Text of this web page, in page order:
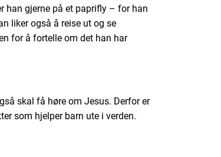
han gjerne på et paprifly – for han
liker også å reise ut og se
for å fortelle om det han har
skal få høre om Jesus. Derfor er
som hjelper barn ute i verden.